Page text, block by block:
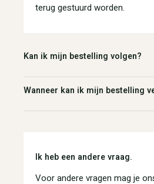
terug gestuurd worden.
Kan ik mijn bestelling volgen?
Wanneer kan ik mijn bestelling
Ik heb een andere vraag.
Voor andere vragen mag je